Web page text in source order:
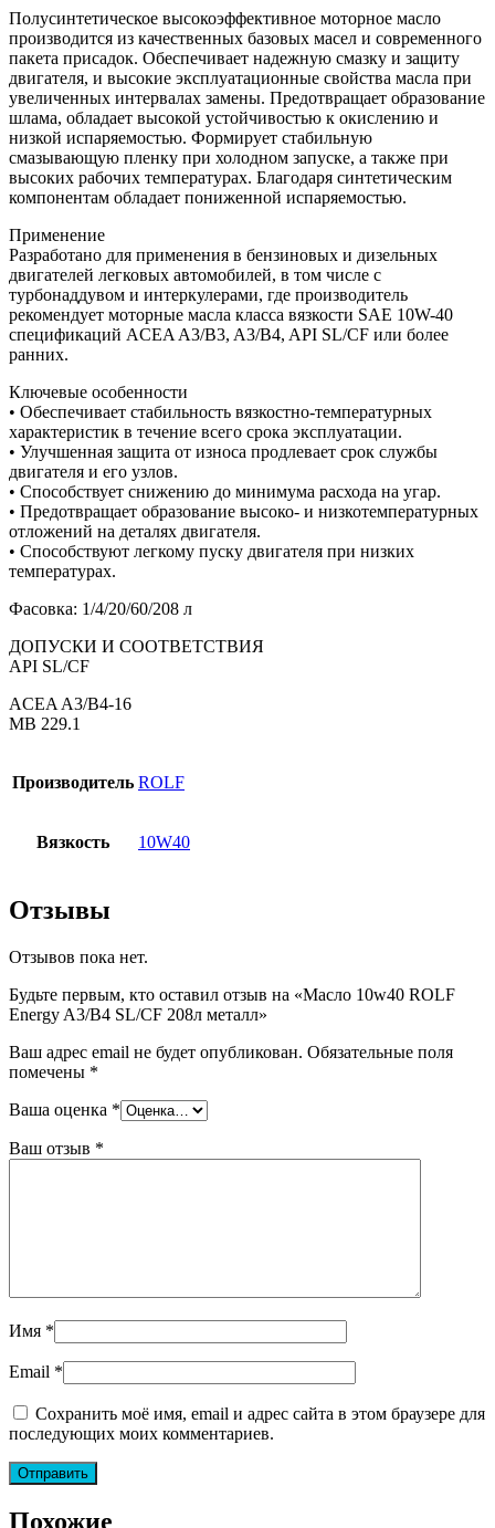
металл
Полусинтетическое высокоэффективное моторное масло
производится из качественных базовых масел и современного
пакета присадок. Обеспечивает надежную смазку и защиту
двигателя, и высокие эксплуатационные свойства масла при
увеличенных интервалах замены. Предотвращает образование
шлама, обладает высокой устойчивостью к окислению и
низкой испаряемостью. Формирует стабильную
смазывающую пленку при холодном запуске, а также при
высоких рабочих температурах. Благодаря синтетическим
компонентам обладает пониженной испаряемостью.
Применение
Разработано для применения в бензиновых и дизельных
двигателей легковых автомобилей, в том числе с
турбонаддувом и интеркулерами, где производитель
рекомендует моторные масла класса вязкости SAE 10W-40
спецификаций ACEA A3/B3, A3/B4, API SL/CF или более
ранних.
Ключевые особенности
• Обеспечивает стабильность вязкостно-температурных
характеристик в течение всего срока эксплуатации.
• Улучшенная защита от износа продлевает срок службы
двигателя и его узлов.
• Способствует снижению до минимума расхода на угар.
• Предотвращает образование высоко- и низкотемпературных
отложений на деталях двигателя.
• Способствуют легкому пуску двигателя при низких
температурах.
Фасовка: 1/4/20/60/208 л
ДОПУСКИ И СООТВЕТСТВИЯ
API SL/CF
ACEA A3/B4-16
MB 229.1
Производитель ROLF
Вязкость 10W40
Отзывы
Отзывов пока нет.
Будьте первым, кто оставил отзыв на «Масло 10w40 ROLF
Energy A3/B4 SL/CF 208л металл»
Ваш адрес email не будет опубликован. Обязательные поля
помечены *
Ваша оценка *
Ваш отзыв *
Имя *
Email *
Сохранить моё имя, email и адрес сайта в этом браузере для
последующих моих комментариев.
Похожие